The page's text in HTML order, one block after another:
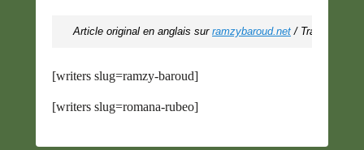
Article original en anglais sur ramzybaroud.net / Traduction
[writers slug=ramzy-baroud]
[writers slug=romana-rubeo]